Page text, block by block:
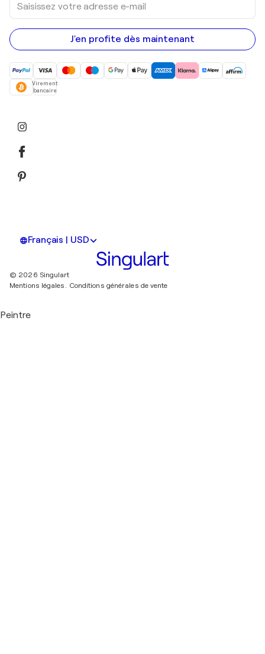
votre
adresse
e-
mail
J'en profite dès maintenant
Virement
bancaire
Français | USD
© 2026 Singulart
Mentions légales. Conditions générales de vente
Peintre